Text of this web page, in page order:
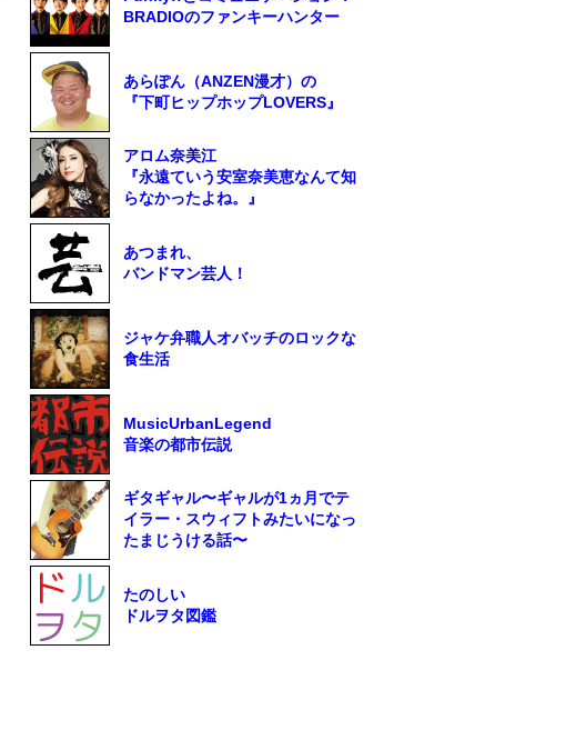
BRADIOのファンキーハンター
あらぽん（ANZEN漫才）の
『下町ヒップホップLOVERS』
アロム奈美江
『永遠ていう安室奈美恵なんて知
らなかったよね。』
あつまれ、
バンドマン芸人！
ジャケ弁職人オバッチのロックな
食生活
MusicUrbanLegend
音楽の都市伝説
ギタギャル〜ギャルが1ヵ月でテ
イラー・スウィフトみたいになっ
たまじうける話〜
たのしい
ドルヲタ図鑑